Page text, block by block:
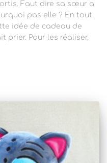
Faut dire sa sœur a
pas elle ? En tout
idée de cadeau de
prier. Pour les réaliser,